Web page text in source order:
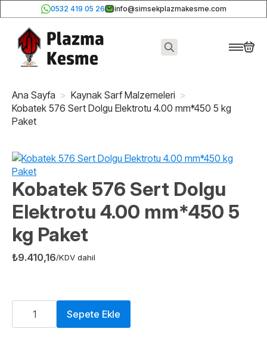
0532 419 05 26 info@simsekplazmakesme.com
Ana Sayfa
Kaynak Sarf Malzemeleri
Kobatek 576 Sert Dolgu Elektrotu 4.00 mm*450 5 kg
Paket
Kobatek 576 Sert Dolgu
Elektrotu 4.00 mm*450 5
kg Paket
₺9.410,16/KDV dahil
Kobatek
Sert
Sepete Ekle